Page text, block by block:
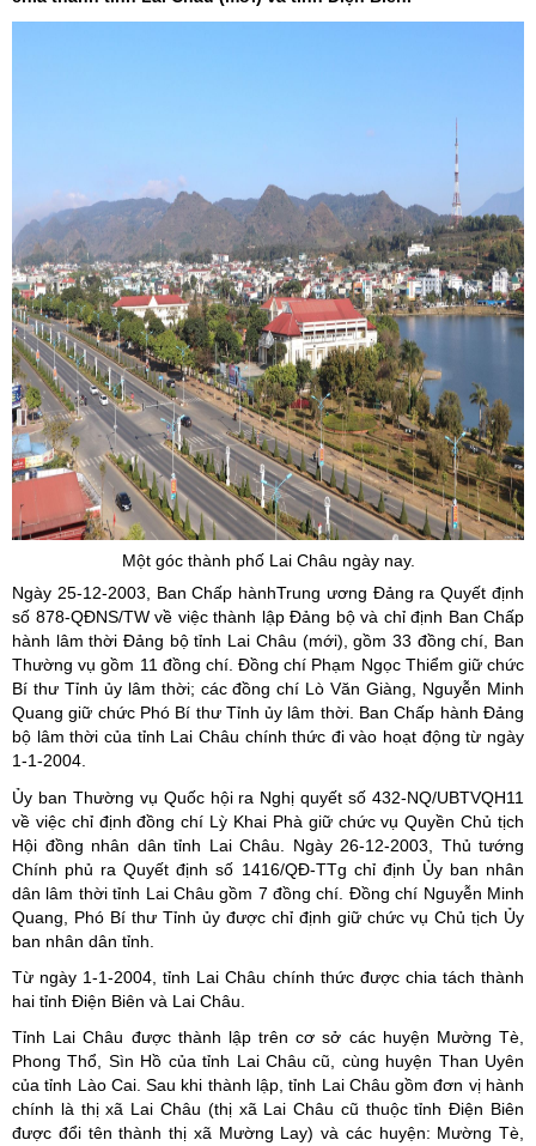
Một góc thành phố Lai Châu ngày nay.
Ngày 25-12-2003, Ban Chấp hànhTrung ương Đảng ra Quyết định
số 878-QĐNS/TW về việc thành lập Đảng bộ và chỉ định Ban Chấp
hành lâm thời Đảng bộ tỉnh Lai Châu (mới), gồm 33 đồng chí, Ban
Thường vụ gồm 11 đồng chí. Đồng chí Phạm Ngọc Thiểm giữ chức
Bí thư Tỉnh ủy lâm thời; các đồng chí Lò Văn Giàng, Nguyễn Minh
Quang giữ chức Phó Bí thư Tỉnh ủy lâm thời. Ban Chấp hành Đảng
bộ lâm thời của tỉnh Lai Châu chính thức đi vào hoạt động từ ngày
1-1-2004.
Ủy ban Thường vụ Quốc hội ra Nghị quyết số 432-NQ/UBTVQH11
về việc chỉ định đồng chí Lỳ Khai Phà giữ chức vụ Quyền Chủ tịch
Hội đồng nhân dân tỉnh Lai Châu. Ngày 26-12-2003, Thủ tướng
Chính phủ ra Quyết định số 1416/QĐ-TTg chỉ định Ủy ban nhân
dân lâm thời tỉnh Lai Châu gồm 7 đồng chí. Đồng chí Nguyễn Minh
Quang, Phó Bí thư Tỉnh ủy được chỉ định giữ chức vụ Chủ tịch Ủy
ban nhân dân tỉnh.
Từ ngày 1-1-2004, tỉnh Lai Châu chính thức được chia tách thành
hai tỉnh Điện Biên và Lai Châu.
Tỉnh Lai Châu được thành lập trên cơ sở các huyện Mường Tè,
Phong Thổ, Sìn Hồ của tỉnh Lai Châu cũ, cùng huyện Than Uyên
của tỉnh Lào Cai. Sau khi thành lập, tỉnh Lai Châu gồm đơn vị hành
chính là thị xã Lai Châu (thị xã Lai Châu cũ thuộc tỉnh Điện Biên
được đổi tên thành thị xã Mường Lay) và các huyện: Mường Tè,